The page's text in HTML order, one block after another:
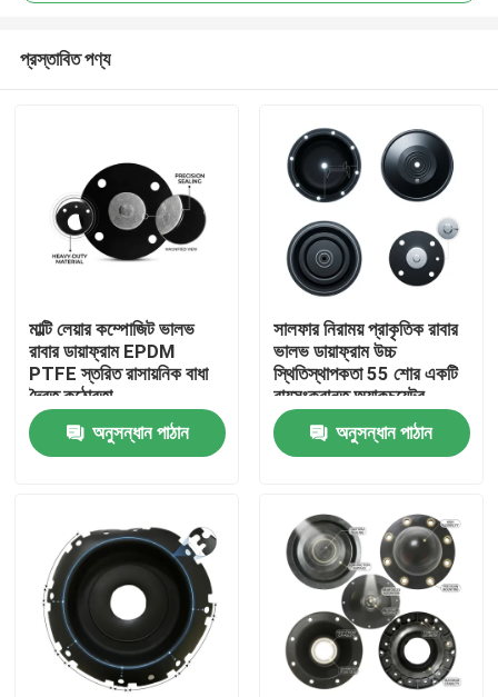
পণ্য
আমাদের সম্বন্ধে
প্রস্তাবিত পণ্য
মাল্টি লেয়ার কম্পোজিট ভালভ
রাবার ডায়াফ্রাম EPDM
PTFE স্তরিত রাসায়নিক বাধা
দ্বৈত কঠোরতা
অনুসন্ধান পাঠান
সালফার নিরাময় প্রাকৃতিক রাবার
ভালভ ডায়াফ্রাম উচ্চ
স্থিতিস্থাপকতা 55 শোর একটি
বায়ুসংক্রান্ত অ্যাকচুয়েটর
OEM
অনুসন্ধান পাঠান